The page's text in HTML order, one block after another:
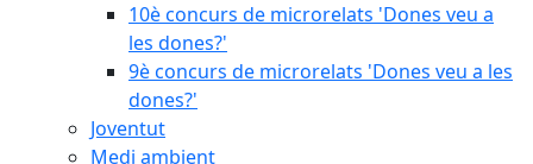
10è concurs de microrelats 'Dones veu a
les dones?'
9è concurs de microrelats 'Dones veu a les
dones?'
Joventut
Medi ambient